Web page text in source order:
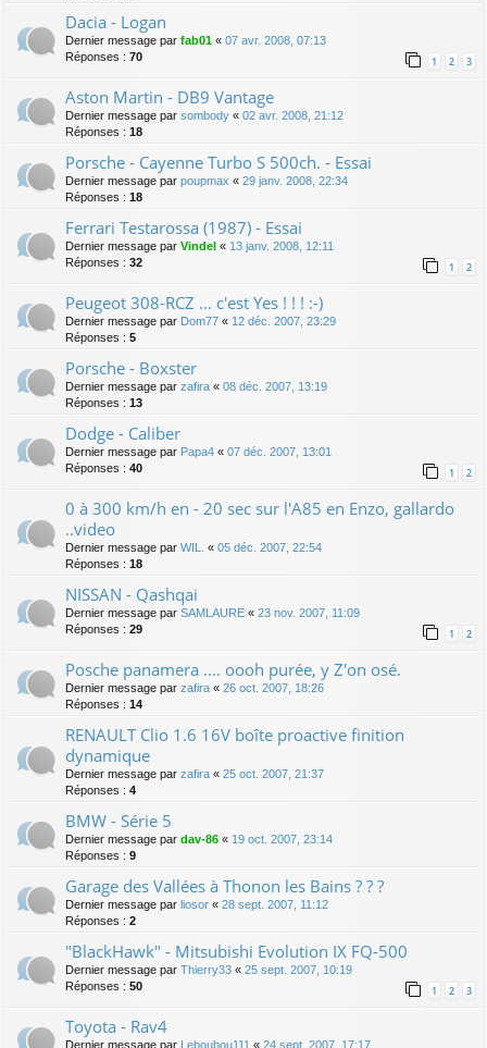
Dacia - Logan
Dernier message par fab01 « 07 avr. 2008, 07:13
Réponses : 70 1 2 3
Aston Martin - DB9 Vantage
Dernier message par sombody « 02 avr. 2008, 21:12
Réponses : 18
Porsche - Cayenne Turbo S 500ch. - Essai
Dernier message par poupmax « 29 janv. 2008, 22:34
Réponses : 18
Ferrari Testarossa (1987) - Essai
Dernier message par Vindel « 13 janv. 2008, 12:11
Réponses : 32 1 2
Peugeot 308-RCZ ... c'est Yes ! ! ! :-)
Dernier message par Dom77 « 12 déc. 2007, 23:29
Réponses : 5
Porsche - Boxster
Dernier message par zafira « 08 déc. 2007, 13:19
Réponses : 13
Dodge - Caliber
Dernier message par Papa4 « 07 déc. 2007, 13:01
Réponses : 40 1 2
0 à 300 km/h en - 20 sec sur l'A85 en Enzo, gallardo
..video
Dernier message par WIL. « 05 déc. 2007, 22:54
Réponses : 18
NISSAN - Qashqai
Dernier message par SAMLAURE « 23 nov. 2007, 11:09
Réponses : 29 1 2
Posche panamera .... oooh purée, y Z'on osé.
Dernier message par zafira « 26 oct. 2007, 18:26
Réponses : 14
RENAULT Clio 1.6 16V boîte proactive finition
dynamique
Dernier message par zafira « 25 oct. 2007, 21:37
Réponses : 4
BMW - Série 5
Dernier message par dav-86 « 19 oct. 2007, 23:14
Réponses : 9
Garage des Vallées à Thonon les Bains ? ? ?
Dernier message par liosor « 28 sept. 2007, 11:12
Réponses : 2
"BlackHawk" - Mitsubishi Evolution IX FQ-500
Dernier message par Thierry33 « 25 sept. 2007, 10:19
Réponses : 50 1 2 3
Toyota - Rav4
Dernier message par Leboubou111 « 24 sept. 2007, 17:17